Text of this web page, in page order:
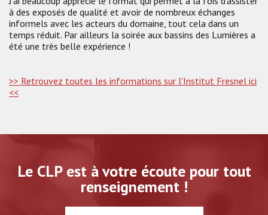
à des exposés de qualité et avoir de nombreux échanges
informels avec les acteurs du domaine, tout cela dans un
temps réduit. Par ailleurs la soirée aux bassins des Lumières a
été une très belle expérience !
>> Retrouvez toutes les informations sur l'Institut Fresnel ici
<<
Le CLP est à votre écoute pour tout
renseignement !